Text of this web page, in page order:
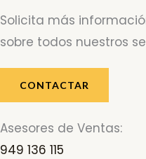
Solicita más
sobre todos nuestros
CONTACTAR
Asesores de Ventas:
949 136 115